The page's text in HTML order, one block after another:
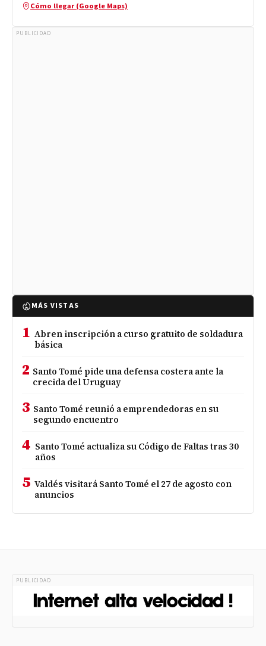
Cómo llegar (Google Maps)
PUBLICIDAD
MÁS VISTAS
1 Abren inscripción a curso gratuito de soldadura
básica
2 Santo Tomé pide una defensa costera ante la
crecida del Uruguay
3 Santo Tomé reunió a emprendedoras en su
segundo encuentro
4 Santo Tomé actualiza su Código de Faltas tras 30
años
5 Valdés visitará Santo Tomé el 27 de agosto con
anuncios
PUBLICIDAD